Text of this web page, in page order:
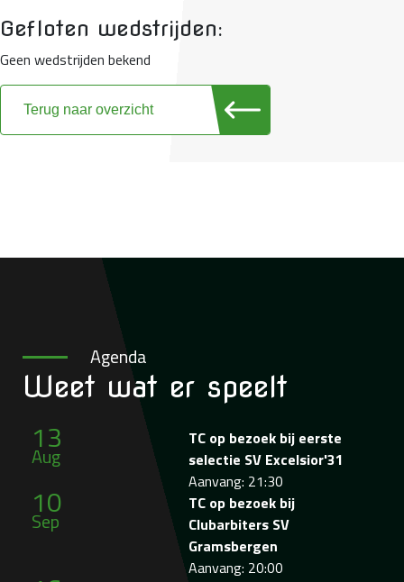
Gefloten wedstrijden:
Geen wedstrijden bekend
Terug naar overzicht
Agenda
Weet wat er speelt
13
Aug
TC op bezoek bij eerste
selectie SV Excelsior'31
Aanvang: 21:30
10
Sep
TC op bezoek bij
Clubarbiters SV
Gramsbergen
Aanvang: 20:00